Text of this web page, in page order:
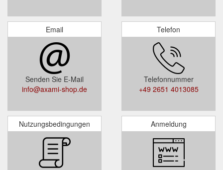
Email
Senden Sie E-Mail
info@axami-shop.de
Telefon
Telefonnummer
+49 2651 4013085
Nutzungsbedingungen Anmeldung